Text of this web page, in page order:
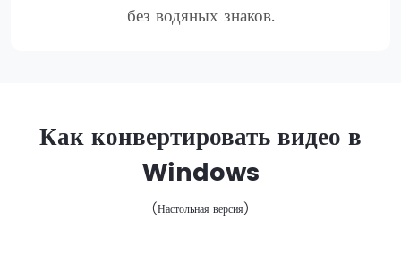
без водяных знаков.
Как конвертировать видео в
Windows
(Настольная версия)